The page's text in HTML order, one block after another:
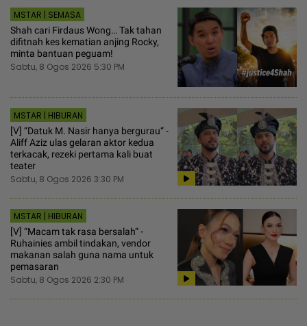
MSTAR | SEMASA
Shah cari Firdaus Wong… Tak tahan
difitnah kes kematian anjing Rocky,
minta bantuan peguam!
Sabtu, 8 Ogos 2026 5:30 PM
MSTAR | HIBURAN
[V] “Datuk M. Nasir hanya bergurau“ -
Aliff Aziz ulas gelaran aktor kedua
terkacak, rezeki pertama kali buat
teater
Sabtu, 8 Ogos 2026 3:30 PM
MSTAR | HIBURAN
[V] “Macam tak rasa bersalah“ -
Ruhainies ambil tindakan, vendor
makanan salah guna nama untuk
pemasaran
Sabtu, 8 Ogos 2026 2:30 PM